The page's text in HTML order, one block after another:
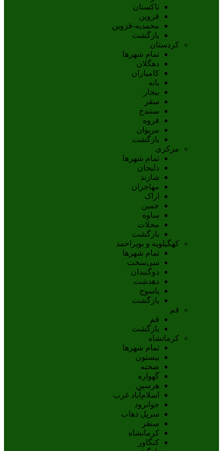
تاکستان
قزوين
محمديه-قزوين
بازگشت
کردستان
تمام شهر‌ها
دهگلان
کامیاران
بانه
بيجار
سقز
سنندج
قروه
مريوان
بازگشت
مرکزی
تمام شهر‌ها
دلیجان
شازند
مهاجران
اراک
خمين
ساوه
محلات
بازگشت
کهگیلویه و بویراحمد
تمام شهر‌ها
سی‌سخت
دوگنبدان
دهدشت
ياسوج
بازگشت
قم
قم
بازگشت
کرمانشاه
تمام شهر‌ها
بیستون
صحنه
گهواره
هرسین
اسلام‌‌آباد غرب
جوانرود
سرپل ذهاب
سنقر
کرمانشاه
کنگاور